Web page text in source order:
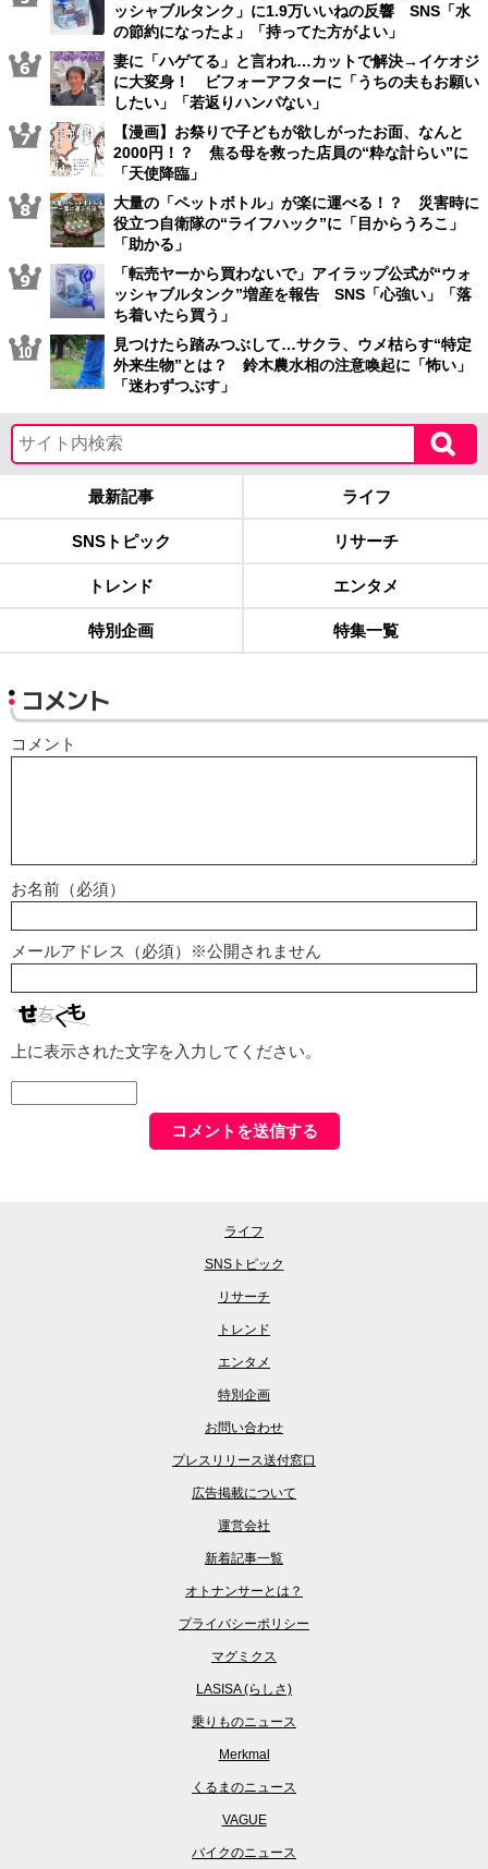
ッシャブルタンク」に1.9万いいねの反響 SNS「水
の節約になったよ」「持ってた方がよい」
妻に「ハゲてる」と言われ…カットで解決→イケオジ
に大変身！ ビフォーアフターに「うちの夫もお願い
したい」「若返りハンパない」
【漫画】お祭りで子どもが欲しがったお面、なんと
2000円！？ 焦る母を救った店員の“粋な計らい”に
「天使降臨」
大量の「ペットボトル」が楽に運べる！？ 災害時に
役立つ自衛隊の“ライフハック”に「目からうろこ」
「助かる」
「転売ヤーから買わないで」アイラップ公式が“ウォ
ッシャブルタンク”増産を報告 SNS「心強い」「落
ち着いたら買う」
見つけたら踏みつぶして…サクラ、ウメ枯らす“特定
外来生物”とは？ 鈴木農水相の注意喚起に「怖い」
「迷わずつぶす」
最新記事 ライフ
SNSトピック リサーチ
トレンド エンタメ
特別企画 特集一覧
コメント
コメント
お名前（必須）
メールアドレス（必須）※公開されません
上に表示された文字を入力してください。
ライフ
SNSトピック
リサーチ
トレンド
エンタメ
特別企画
お問い合わせ
プレスリリース送付窓口
広告掲載について
運営会社
新着記事一覧
オトナンサーとは？
プライバシーポリシー
マグミクス
LASISA (らしさ)
乗りものニュース
Merkmal
くるまのニュース
VAGUE
バイクのニュース